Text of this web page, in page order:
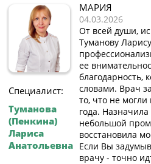
Специалист:
Туманова
(Пенкина)
Лариса
Анатольевна
МАРИЯ
04.03.2026
От всей души,
Туманову
ее
благодарность,
словами. Врач
то, что не
года.
небольшой
восстановила
Если Вы
врачу - точно